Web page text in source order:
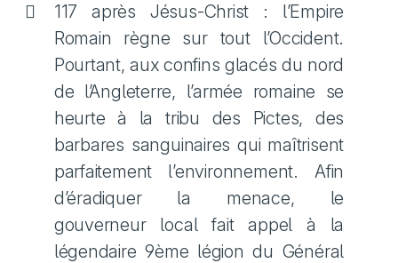
117 après Jésus-Christ : l’Empire
Romain règne sur tout l’Occident.
Pourtant, aux confins glacés du nord
de l’Angleterre, l’armée romaine se
heurte à la tribu des Pictes, des
barbares sanguinaires qui maîtrisent
parfaitement l’environnement. Afin
d’éradiquer la menace, le
gouverneur local fait appel à la
légendaire 9ème légion du Général